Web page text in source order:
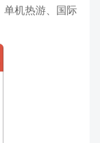
单机热游、国际